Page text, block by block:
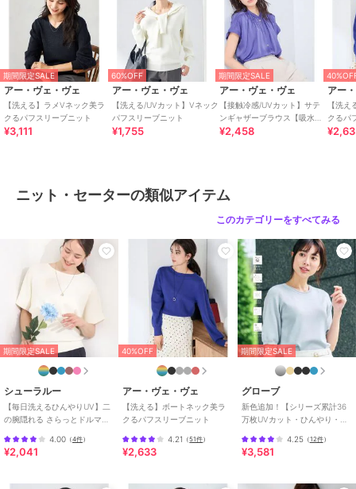
光沢感：なし
生地の厚さ：ふつう
--------------------
≪お気に入り登録機能の使い方≫
■商品のお気に入り登録（ハートマークをクリック）
再入荷通知や値下げ等、お得なご案内を受けることができます。
※商品画像は、光の当たり具合やパソコンなどの閲覧環境により
実際の色味と異なって見える場合がございます。
※WEB限定での販売です。
ブランド アー・ヴェ・ヴェ
ショップ アー・ヴェ・ヴェ
商品カテゴリ トップス ／ニット・セーター
性別タイプ
レディース
トップス ／ ニット・セーター
ダークグレー
期間限定SALE
アー・ヴェ・ヴェ
【洗える】ラメVネック美ラ
クるパフスリーブニット
¥3,111
60%OFF
アー・ヴェ・ヴェ
【洗える/UVカット】Vネック
パフスリーブニット
¥1,755
期間限定SALE
アー・ヴェ・ヴェ
【接触冷感/UVカット】サテ
ンギャザーブラウス【吸水速
乾/イージーケア】
¥2,458
アー
【洗
クるパ
ニット・セーターの類似アイテム
このカテゴリーをすべてみる
期間限定SALE
シューラルー
【毎日洗えるひんやりUV】二
の腕隠れる さらっとドルマン
4.00 （4件）
¥2,041
40%OFF
アー・ヴェ・ヴェ
【洗える】ボートネック美ラ
クるパフスリーブニット
4.21 （51件）
¥2,633
期間限定SALE
グローブ
新色追加！【シリーズ累計36
万枚UVカット・ひんやり・洗
チ 五分袖ニット
4.25（12件）
¥3,581